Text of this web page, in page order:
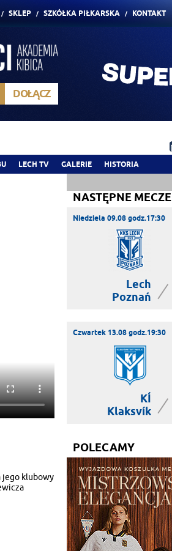
SKLEP SZKÓŁKA PIŁKARSKA KONTAKT
DOŁĄCZ
LECH TV GALERIE HISTORIA
jego klubowy
NASTĘPNE MECZE
Niedziela 09.08 godz.17:30
Lech
Poznań
|
Czwartek 13.08 godz.19:30
KÍ
Klaksvík
|
POLECAMY